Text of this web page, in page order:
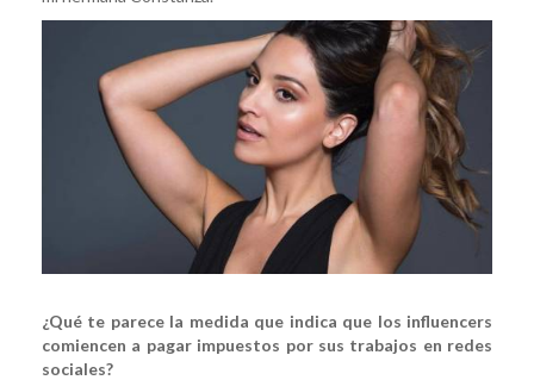
¿Qué te parece la medida que indica que los influencers
comiencen a pagar impuestos por sus trabajos en redes
sociales?